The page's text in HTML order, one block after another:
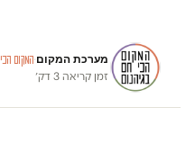
מערכת המקום·המקום
זמן קריאה 3 דק׳